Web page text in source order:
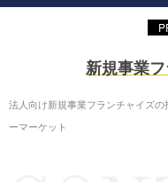
新規事業
法人向け新規事業フランチャイズの
ーマーケット